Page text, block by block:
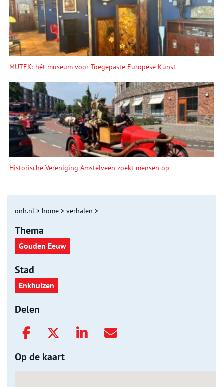
MUTEK: hét museum voor Toegepaste Europese Kunst
Historische Vereniging Amstelveen zoekt mensen op
onh.nl > home > verhalen >
Thema
Gouden Eeuw
Stad
Enkhuizen
Delen
Op de kaart